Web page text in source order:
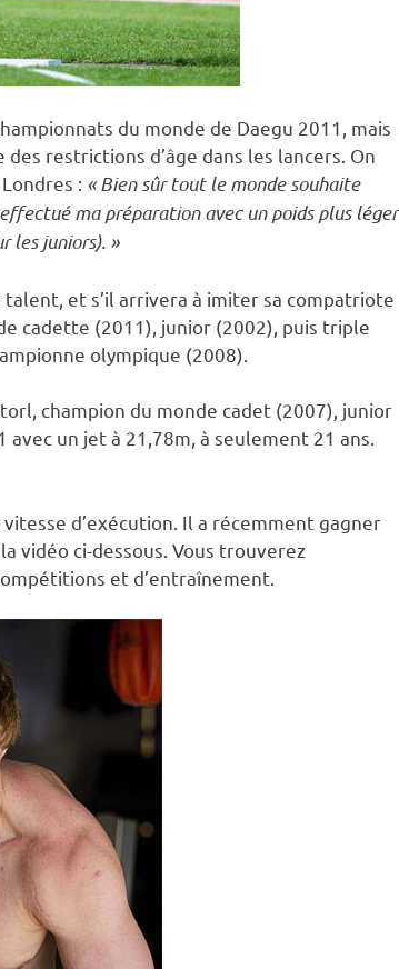
du monde de Daegu 2011, mais
restrictions d’âge dans les lancers. On
: « Bien sûr tout le monde souhaite
ma préparation avec un poids plus léger
les juniors). »
et s’il arrivera à imiter sa compatriote
cadette (2011), junior (2002), puis triple
olympique (2008).
champion du monde cadet (2007), junior
un jet à 21,78m, à seulement 21 ans.
d’exécution. Il a récemment gagner
vidéo ci-dessous. Vous trouverez
et d’entraînement.